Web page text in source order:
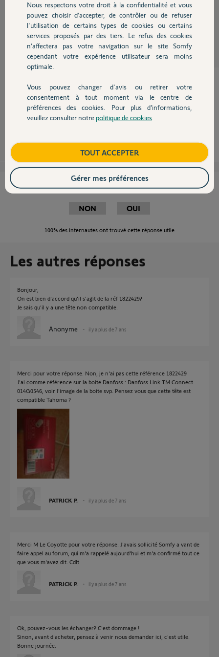
Chauffage
Autres produits
Devis avec un pro
Contact
il y a plus de 7 ans
Participer au fil de discussion
La réf Danfoss compatible Tahoma est 014G0013.
Ne cherchez pas, les vôtres ne sont pas compatibles.
Cette réponse vous a-t-elle aidé ?
NON OUI
100% des internautes ont trouvé cette réponse utile
Les autres réponses
Bonjour,
On est bien d'accord qu'il s'agit de la réf 1822429?
Je sais qu'il y a une tête non compatible.
Anonyme il y a plus de 7 ans
Merci pour votre réponse. Non, je n'ai pas cette référence 1822429
J'ai comme référence sur la boite Danfoss : Danfoss Link TM Connect
014G0546, voir l'image de la boite svp. Pensez vous que cette tête est
compatible Tahoma ?
PATRICK P. il y a plus de 7 ans
Merci M Le Coyotte pour votre réponse. J'avais sollicité Somfy a vant de
faire appel au forum, qui m'a rappelé aujourd'hui et m'a confirmé tout ce
que vous m'avez dit. Cdlt
PATRICK P. il y a plus de 7 ans
Ok, pouvez-vous les échanger? C'est dommage !
Sinon, avant d'acheter, pensez à venir nous demander ici, c'est utile.
Bonne journée.
Nous respectons votre droit à la confidentialité et vous
pouvez choisir d’accepter, de contrôler ou de refuser
l'utilisation de certains types de cookies ou certains
services proposés par des tiers. Le refus des cookies
n’affectera pas votre navigation sur le site Somfy
cependant votre expérience utilisateur sera moins
optimale.
Vous pouvez changer d'avis ou retirer votre
consentement à tout moment via le centre de
préférences des cookies. Pour plus d’informations,
veuillez consulter notre politique de cookies
TOUT ACCEPTER
Gérer mes préférences